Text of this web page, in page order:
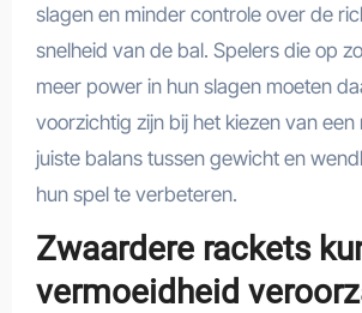
slagen en minder controle over de
snelheid van de bal. Spelers die op
meer power in hun slagen moeten
voorzichtig zijn bij het kiezen van
juiste balans tussen gewicht en
hun spel te verbeteren.
Zwaardere rackets
vermoeidheid